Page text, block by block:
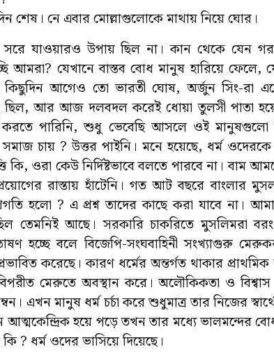
শেষ। নে এবার মোল্লাগুলোকে মাথায় নিয়ে ঘোর।
যাওয়ারও উপায় ছিল না। কান থেকে যেন গরম
যেখানে বাস্তব বোধ মানুষ হারিয়ে ফেলে,
আগেও তো ভারতী ঘোষ, অর্জুন সিং-রা
ছিল, আর আজ দলবদল করেই ধোয়া তুলসী পাতা
পারিনি, শুধু ভেবেছি আসলে ওই মানুষগুলো
চায় ? উত্তর পাইনি। মনে হয়েছে, ধর্ম ওদেরকে
ওরা কেউ নির্দিষ্টভাবে বলতে পারবে না। বাম
রাস্তায় হাঁটেনি। গত আট বছরে বাংলার
হলো ? এ প্রশ্ন তাদের কাছে করা যাবে না।
তেমনিই আছে। সরকারি চাকরিতে মুসলিমরা
হচ্ছে বলে বিজেপি-সংঘবাহিনী সংখ্যাগুরু
করেছে। কারণ ধর্মের অন্তর্গত থাকার
মেরুতে অবস্থান করে। অলৌকিকতা ও বিশ্বাস
এখন মানুষ ধর্ম চর্চা করে শুধুমাত্র তার নিজের
হয়ে পড়ে তখন তার মধ্যে ভালমন্দের
? ধর্ম ওদের ভাসিয়ে দিয়েছে।